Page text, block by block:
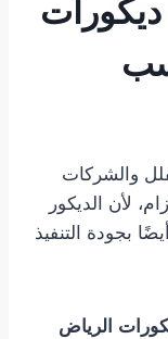
والشركات
لأن الديكور
بجودة التنفيذ
الرياض